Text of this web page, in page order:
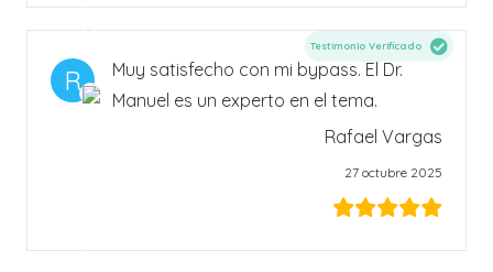
R
Muy satisfecho con mi bypass. El Dr.
Manuel es un experto en el tema.
Testimonio Verificado
Rafael Vargas
27 octubre 2025